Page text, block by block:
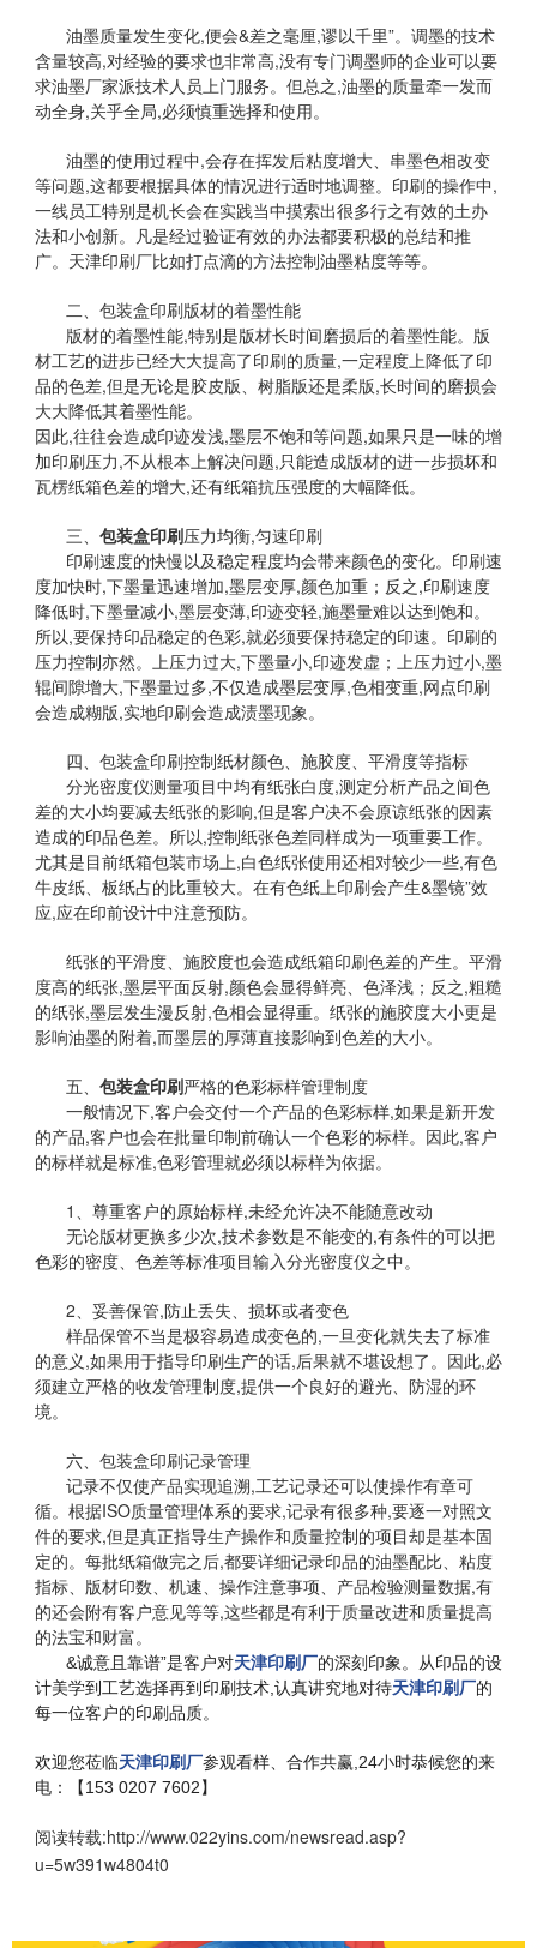
油墨质量发生变化,便会&差之毫厘,谬以千里”。调墨的技术
含量较高,对经验的要求也非常高,没有专门调墨师的企业可以要
求油墨厂家派技术人员上门服务。但总之,油墨的质量牵一发而
动全身,关乎全局,必须慎重选择和使用。
油墨的使用过程中,会存在挥发后粘度增大、串墨色相改变
等问题,这都要根据具体的情况进行适时地调整。印刷的操作中,
一线员工特别是机长会在实践当中摸索出很多行之有效的土办
法和小创新。凡是经过验证有效的办法都要积极的总结和推
广。天津印刷厂比如打点滴的方法控制油墨粘度等等。
二、包装盒印刷版材的着墨性能
版材的着墨性能,特别是版材长时间磨损后的着墨性能。版
材工艺的进步已经大大提高了印刷的质量,一定程度上降低了印
品的色差,但是无论是胶皮版、树脂版还是柔版,长时间的磨损会
大大降低其着墨性能。
因此,往往会造成印迹发浅,墨层不饱和等问题,如果只是一味的增
加印刷压力,不从根本上解决问题,只能造成版材的进一步损坏和
瓦楞纸箱色差的增大,还有纸箱抗压强度的大幅降低。
三、 包装盒印刷压力均衡,匀速印刷
印刷速度的快慢以及稳定程度均会带来颜色的变化。印刷速
度加快时,下墨量迅速增加,墨层变厚,颜色加重；反之,印刷速度
降低时,下墨量减小,墨层变薄,印迹变轻,施墨量难以达到饱和。
所以,要保持印品稳定的色彩,就必须要保持稳定的印速。印刷的
压力控制亦然。上压力过大,下墨量小,印迹发虚；上压力过小,墨
辊间隙增大,下墨量过多,不仅造成墨层变厚,色相变重,网点印刷
会造成糊版,实地印刷会造成渍墨现象。
四、包装盒印刷控制纸材颜色、施胶度、平滑度等指标
分光密度仪测量项目中均有纸张白度,测定分析产品之间色
差的大小均要减去纸张的影响,但是客户决不会原谅纸张的因素
造成的印品色差。所以,控制纸张色差同样成为一项重要工作。
尤其是目前纸箱包装市场上,白色纸张使用还相对较少一些,有色
牛皮纸、板纸占的比重较大。在有色纸上印刷会产生&墨镜”效
应,应在印前设计中注意预防。
纸张的平滑度、施胶度也会造成纸箱印刷色差的产生。平滑
度高的纸张,墨层平面反射,颜色会显得鲜亮、色泽浅；反之,粗糙
的纸张,墨层发生漫反射,色相会显得重。纸张的施胶度大小更是
影响油墨的附着,而墨层的厚薄直接影响到色差的大小。
五、 包装盒印刷严格的色彩标样管理制度
一般情况下,客户会交付一个产品的色彩标样,如果是新开发
的产品,客户也会在批量印制前确认一个色彩的标样。因此,客户
的标样就是标准,色彩管理就必须以标样为依据。
1、尊重客户的原始标样,未经允许决不能随意改动
无论版材更换多少次,技术参数是不能变的,有条件的可以把
色彩的密度、色差等标准项目输入分光密度仪之中。
2、妥善保管,防止丢失、损坏或者变色
样品保管不当是极容易造成变色的,一旦变化就失去了标准
的意义,如果用于指导印刷生产的话,后果就不堪设想了。因此,必
须建立严格的收发管理制度,提供一个良好的避光、防湿的环
境。
六、包装盒印刷记录管理
记录不仅使产品实现追溯,工艺记录还可以使操作有章可
循。根据ISO质量管理体系的要求,记录有很多种,要逐一对照文
件的要求,但是真正指导生产操作和质量控制的项目却是基本固
定的。每批纸箱做完之后,都要详细记录印品的油墨配比、粘度
指标、版材印数、机速、操作注意事项、产品检验测量数据,有
的还会附有客户意见等等,这些都是有利于质量改进和质量提高
的法宝和财富。
&诚意且靠谱”是客户对天津印刷厂的深刻印象。从印品的设
计美学到工艺选择再到印刷技术,认真讲究地对待天津印刷厂的
每一位客户的印刷品质。
欢迎您莅临天津印刷厂参观看样、合作共赢,24小时恭候您的来
电：
【153 0207 7602】
阅读转载:http://www.022yins.com/newsread.asp?
u=5w391w4804t0